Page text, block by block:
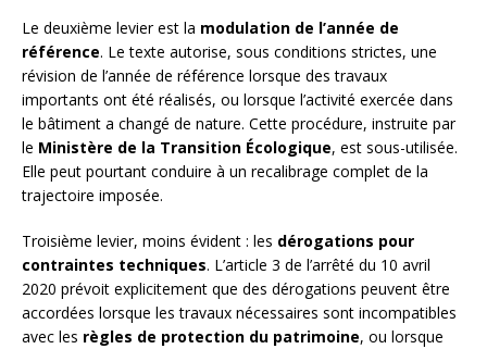
Le deuxième levier est la modulation de l’année de
référence. Le texte autorise, sous conditions strictes, une
révision de l’année de référence lorsque des travaux
importants ont été réalisés, ou lorsque l’activité exercée dans
le bâtiment a changé de nature. Cette procédure, instruite par
le Ministère de la Transition Écologique, est sous-utilisée.
Elle peut pourtant conduire à un recalibrage complet de la
trajectoire imposée.
Troisième levier, moins évident : les dérogations pour
contraintes techniques. L’article 3 de l’arrêté du 10 avril
2020 prévoit explicitement que des dérogations peuvent être
accordées lorsque les travaux nécessaires sont incompatibles
avec les règles de protection du patrimoine, ou lorsque